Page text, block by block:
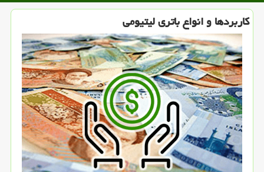
كاربردها و انواع باتری لیتیومی